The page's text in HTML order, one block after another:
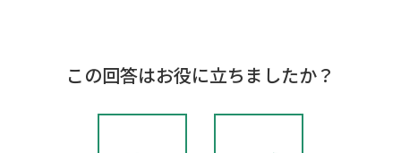
この回答はお役に立ちましたか？